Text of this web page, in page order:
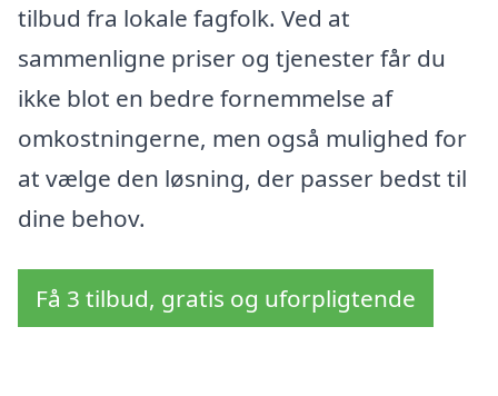
tilbud fra lokale fagfolk. Ved at
sammenligne priser og tjenester får du
ikke blot en bedre fornemmelse af
omkostningerne, men også mulighed for
at vælge den løsning, der passer bedst til
dine behov.
Få 3 tilbud, gratis og uforpligtende